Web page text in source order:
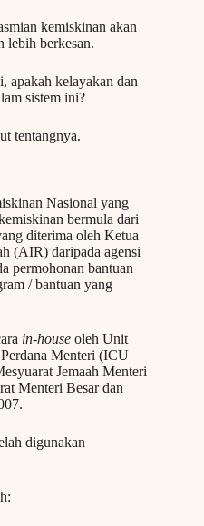
kemiskinan akan
lebih berkesan.
apakah kelayakan dan
sistem ini?
tentangnya.
Nasional yang
bermula dari
diterima oleh Ketua
(AIR) daripada agensi
permohonan bantuan
/ bantuan yang
in-house oleh Unit
Perdana Menteri (ICU
Jemaah Menteri
Menteri Besar dan
digunakan